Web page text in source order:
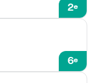
2e
6e